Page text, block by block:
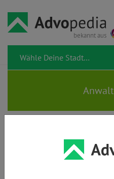
bekannt aus
Rechtsanwalt